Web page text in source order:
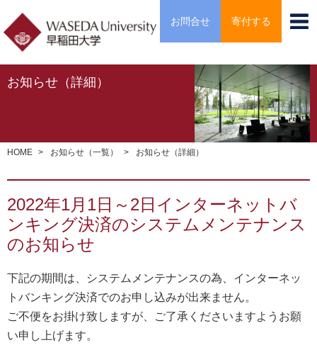
お問合せ 寄付する
お知らせ（詳細）
HOME お知らせ（一覧） お知らせ（詳細）
2022年1月1日～2日インターネットバ
ンキング決済のシステムメンテナンス
のお知らせ
下記の期間は、システムメンテナンスの為、インターネッ
トバンキング決済でのお申し込みが出来ません。
ご不便をお掛け致しますが、ご了承くださいますようお願
い申し上げます。